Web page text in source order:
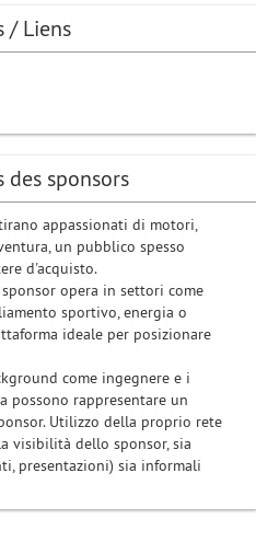
/ Liens
des sponsors
appassionati di motori,
un pubblico spesso
d'acquisto.
sponsor opera in settori come
sportivo, energia o
ideale per posizionare
come ingegnere e i
rappresentare un
Utilizzo della proprio rete
visibilità dello sponsor, sia
presentazioni) sia informali